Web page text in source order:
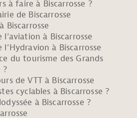
à faire à Biscarrosse ?
de Biscarrosse
Biscarrosse
à Biscarrosse
à Biscarrosse
du tourisme des Grands
?
de VTT à Biscarrosse
cyclables à Biscarrosse ?
à Biscarrosse ?